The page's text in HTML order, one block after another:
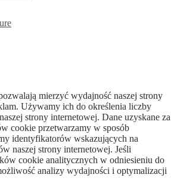
mierzyć wydajność naszej strony
Używamy ich do określenia liczby
strony internetowej. Dane uzyskane za
cookie przetwarzamy w sposób
identyfikatorów wskazujących na
naszej strony internetowej. Jeśli
cookie analitycznych w odniesieniu do
analizy wydajności i optymalizacji